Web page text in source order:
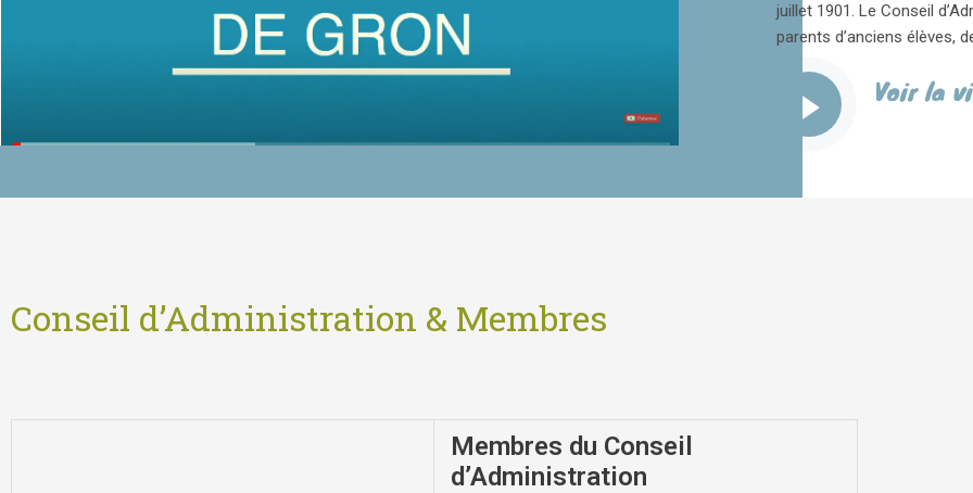
juillet 1901. Le Conseil
parents d’anciens élèves,
Voir la
Conseil d’Administration & Membres
Membres du Conseil
d’Administration